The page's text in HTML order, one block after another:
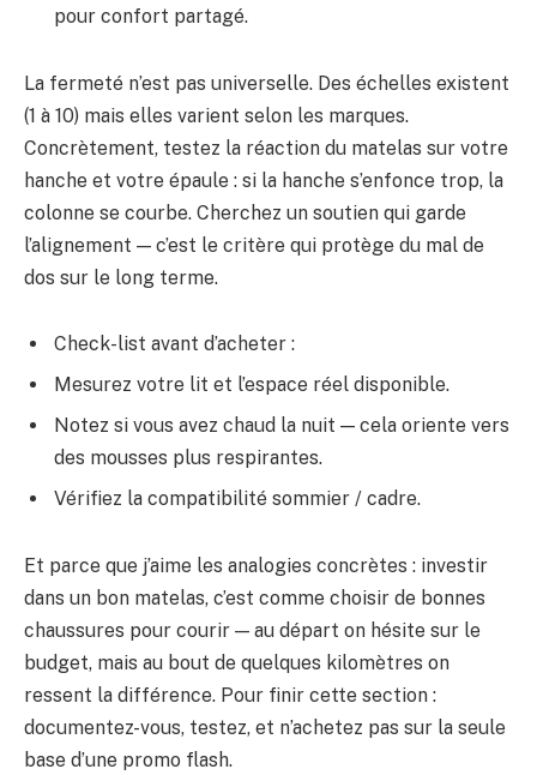
pour confort partagé.
La fermeté n’est pas universelle. Des échelles existent
(1 à 10) mais elles varient selon les marques.
Concrètement, testez la réaction du matelas sur votre
hanche et votre épaule : si la hanche s’enfonce trop, la
colonne se courbe. Cherchez un soutien qui garde
l’alignement — c’est le critère qui protège du mal de
dos sur le long terme.
Check-list avant d’acheter :
Mesurez votre lit et l’espace réel disponible.
Notez si vous avez chaud la nuit — cela oriente vers
des mousses plus respirantes.
Vérifiez la compatibilité sommier / cadre.
Et parce que j’aime les analogies concrètes : investir
dans un bon matelas, c’est comme choisir de bonnes
chaussures pour courir — au départ on hésite sur le
budget, mais au bout de quelques kilomètres on
ressent la différence. Pour finir cette section :
documentez-vous, testez, et n’achetez pas sur la seule
base d’une promo flash.